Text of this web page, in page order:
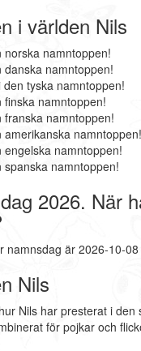
i världen Nils
norska namntoppen!
danska namntoppen!
tyska namntoppen!
finska namntoppen!
franska namntoppen!
amerikanska namntoppen!
engelska namntoppen!
spanska namntoppen!
2026. När
namnsdag är 2026-10-08
Nils
Nils har presterat i den
för pojkar och